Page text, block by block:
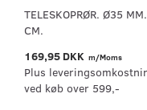
TELESKOPRØR. Ø35
CM.
169,95 DKK m/Moms
Plus
ved køb over 599,-